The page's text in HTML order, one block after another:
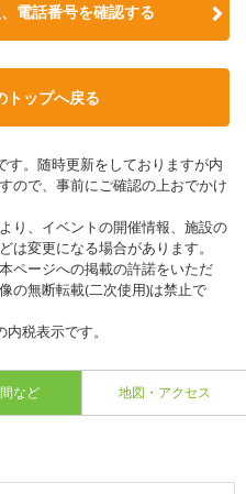
電話番号を確認する
トップへ戻る
。随時更新をしておりますが内
ので、事前にご確認の上おでかけ
り、イベントの開催情報、施設の
は変更になる場合があります。
ページへの掲載の許諾をいただ
の無断転載(二次使用)は禁止で
税表示です。
など 地図・アクセス